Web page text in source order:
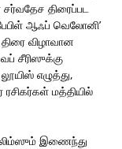
திரைப்பட
ஆஃப் வெலோனி’
விழாவான
சீரிஸுக்கு
எழுத்து,
ரசிகர்கள் மத்தியில்
இணைந்து